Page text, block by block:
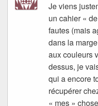
Je viens
un cahier «
fautes (mais
dans la
aux couleurs
dessus, je
qui a encore
récupérer
« mes »